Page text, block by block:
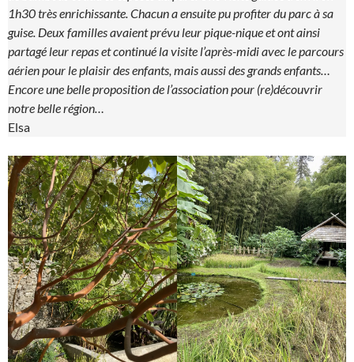
1h30 très enrichissante. Chacun a ensuite pu profiter du parc à sa
guise. Deux familles avaient prévu leur pique-nique et ont ainsi
partagé leur repas et continué la visite l’après-midi avec le parcours
aérien pour le plaisir des enfants, mais aussi des grands enfants…
Encore une belle proposition de l’association pour (re)découvrir
notre belle région…
Elsa